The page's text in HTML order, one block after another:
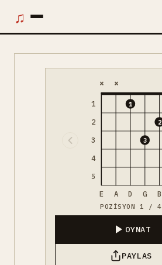
♫
1
2
3
4
5
× ×
1
3
2
E A D G B
POZISYON 1 / 4
OYNAT
PAYLAS